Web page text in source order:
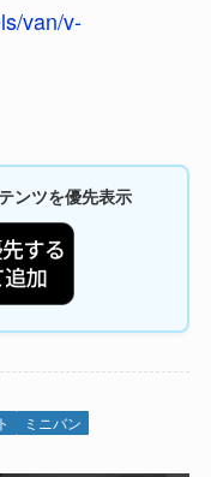
van/v-
ンツを優先表示
ミニバン